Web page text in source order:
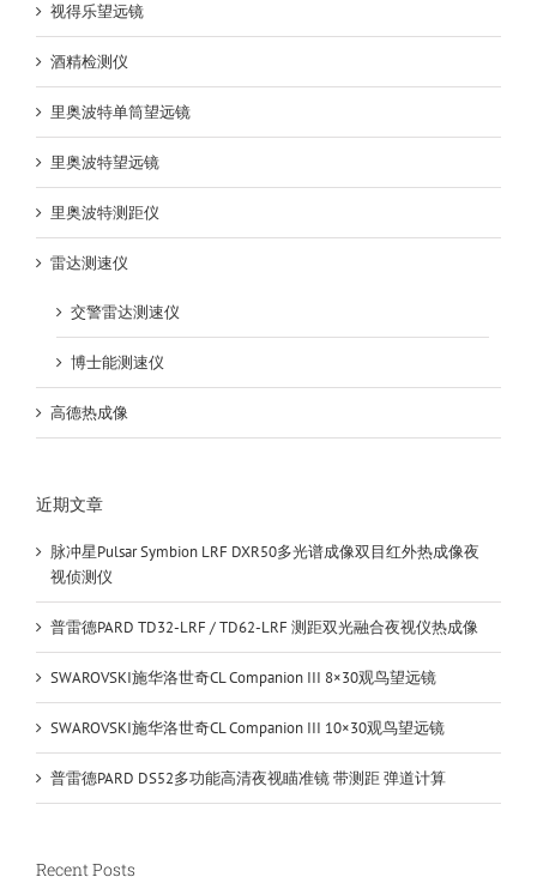
视得乐望远镜
酒精检测仪
里奥波特单筒望远镜
里奥波特望远镜
里奥波特测距仪
雷达测速仪
交警雷达测速仪
博士能测速仪
高德热成像
近期文章
脉冲星Pulsar Symbion LRF DXR50多光谱成像双目红外热成像夜
视侦测仪
普雷德PARD TD32-LRF / TD62-LRF 测距双光融合夜视仪热成像
SWAROVSKI施华洛世奇CL Companion III 8×30观鸟望远镜
SWAROVSKI施华洛世奇CL Companion III 10×30观鸟望远镜
普雷德PARD DS52多功能高清夜视瞄准镜 带测距 弹道计算
Recent Posts